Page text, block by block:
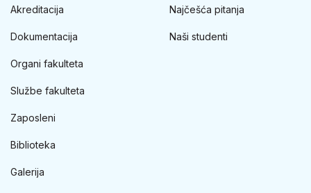
Akreditacija
Dokumentacija
Organi fakulteta
Službe fakulteta
Zaposleni
Biblioteka
Galerija
Najčešća pitanja
Naši studenti